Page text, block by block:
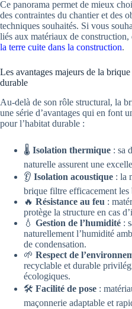
Ce panorama permet de mieux
des contraintes du chantier et des
techniques souhaités. Si vous
liés aux matériaux de construction,
la terre cuite dans la construction.
Les avantages majeurs de la
durable
Au-delà de son rôle structural, la
une série d’avantages qui en font
pour l’habitat durable :
🌡️ Isolation thermique : sa
naturelle assurent une
👂 Isolation acoustique : la
brique filtre efficacement les
🔥 Résistance au feu :
protège la structure en cas
💧 Gestion de l’humidité :
naturellement l’humidité
de condensation.
🌱 Respect de
recyclable et durable
écologiques.
🛠️ Facilité de pose :
maçonnerie adaptable et